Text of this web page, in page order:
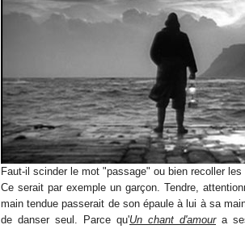
Faut-il scinder le mot "passage" ou bien recoller
Ce serait par exemple un garçon. Tendre,
main tendue passerait de son épaule à lui à sa
de danser seul. Parce qu'Un chant d'amoura